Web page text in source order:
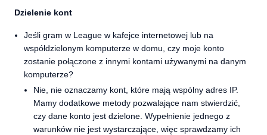
Dzielenie kont
Jeśli gram w League w kafejce internetowej lub na
współdzielonym komputerze w domu, czy moje konto
zostanie połączone z innymi kontami używanymi na danym
komputerze?
Nie, nie oznaczamy kont, które mają wspólny adres IP.
Mamy dodatkowe metody pozwalające nam stwierdzić,
czy dane konto jest dzielone. Wypełnienie jednego z
warunków nie jest wystarczające, więc sprawdzamy ich